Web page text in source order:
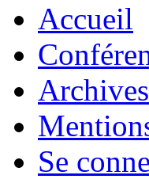
Accueil
Archives
Se